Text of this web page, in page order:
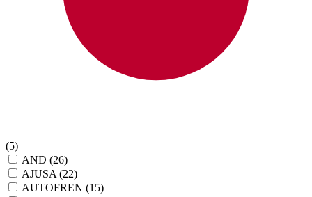
(5)
AND (26)
AJUSA (22)
AUTOFREN (15)